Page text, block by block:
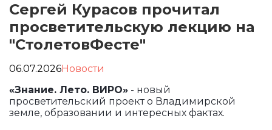
Сергей Курасов прочитал
просветительскую лекцию на
"СтолетовФесте"
06.07.2026Новости
«Знание. Лето. ВИРО» - новый
просветительский проект о Владимирской
земле, образовании и интересных фактах.